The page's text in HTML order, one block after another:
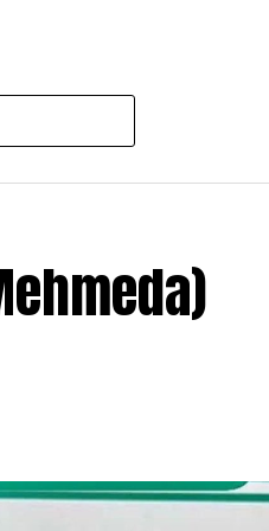
, ispred porodične kuće žalosti
Ćoralićiizadžume